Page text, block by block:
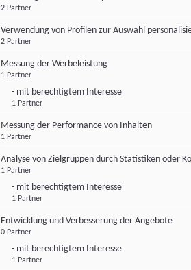
2 Partner
Verwendung von Profilen zur Auswahl
2 Partner
Messung der Werbeleistung
1 Partner
- mit berechtigtem Interesse
1 Partner
Messung der Performance von Inhalten
1 Partner
Analyse von Zielgruppen durch Statistiken oder
1 Partner
- mit berechtigtem Interesse
1 Partner
Entwicklung und Verbesserung der Angebote
0 Partner
- mit berechtigtem Interesse
1 Partner